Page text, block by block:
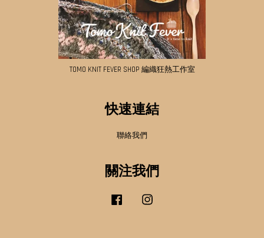
TOMO KNIT FEVER SHOP 編織狂熱工作室
快速連結
聯絡我們
關注我們
Facebook